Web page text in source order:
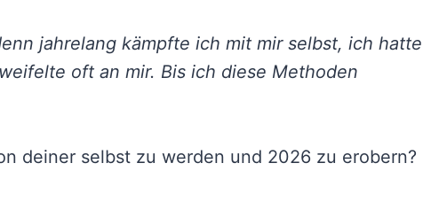
jahrelang kämpfte ich mit mir selbst, ich hatte
oft an mir. Bis ich diese Methoden
deiner selbst zu werden und 2026 zu erobern?